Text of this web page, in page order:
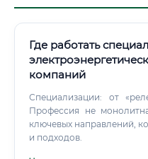
Где работать
компаний
Специализации: от
Профессия не
ключевых направлений,
и подходов.